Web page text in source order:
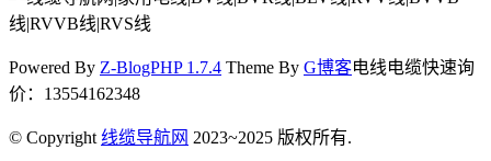
Powered By Z-BlogPHP 1.7.4 Theme By G博客电线电缆快速询
价：13554162348
© Copyright 线缆导航网 2023~2025 版权所有.